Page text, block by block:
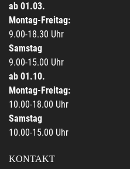
ab 01.03.
Montag-Freitag:
9.00-18.30 Uhr
Samstag
9.00-15.00 Uhr
ab 01.10.
Montag-Freitag:
10.00-18.00 Uhr
Samstag
10.00-15.00 Uhr
KONTAKT